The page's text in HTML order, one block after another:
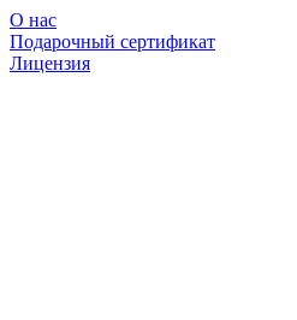
О нас
Подарочный сертификат
Лицензия